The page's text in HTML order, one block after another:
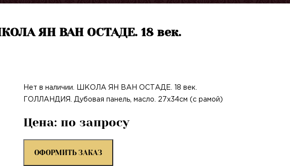
ЯН ВАН ОСТАДЕ. 18 век.
Нет в наличии. ШКОЛА ЯН ВАН ОСТАДЕ. 18 век.
ГОЛЛАНДИЯ. Дубовая панель, масло. 27х34см (с рамой)
Цена: по запросу
ОФОРМИТЬ ЗАКАЗ